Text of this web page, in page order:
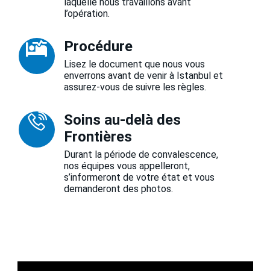
l’opération.
Procédure
Lisez le document que nous vous
enverrons avant de venir à Istanbul et
assurez-vous de suivre les règles.
Soins au-delà des
Frontières
Durant la période de convalescence,
nos équipes vous appelleront,
s’informeront de votre état et vous
demanderont des photos.